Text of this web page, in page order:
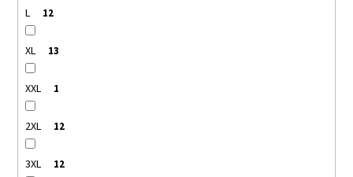
L 12
XL 13
XXL 1
2XL 12
3XL 12